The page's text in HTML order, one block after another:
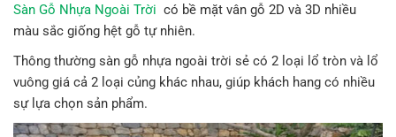
Sàn Gỗ Nhựa Ngoài Trời có bề mặt vân gỗ 2D và 3D nhiều
màu sắc giống hệt gỗ tự nhiên.
Thông thường sàn gỗ nhựa ngoài trời sẻ có 2 loại lổ tròn và lổ
vuông giá cả 2 loại củng khác nhau, giúp khách hang có nhiều
sự lựa chọn sản phẩm.